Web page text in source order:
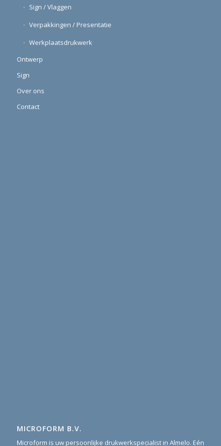
Sign / Vlaggen
Verpakkingen / Presentatie
Werkplaatsdrukwerk
Ontwerp
Sign
Over ons
Contact
MICROFORM B.V.
Microform is uw persoonlijke drukwerkspecialist in Almelo. Eén